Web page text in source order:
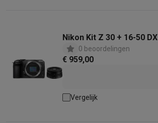
Nikon Kit Z 30 + 16-50 DX
0 beoordelingen
€ 959,00
Vergelijk